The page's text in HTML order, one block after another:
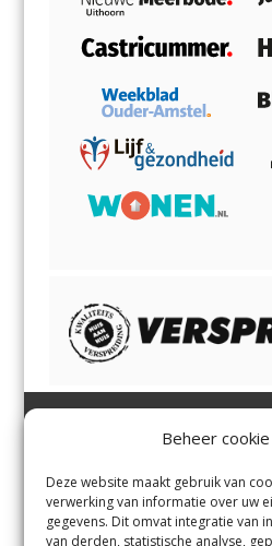
Beheer
Deze website maakt gebruik van
verwerking van informatie over uw
gegevens. Dit omvat integratie van
van derden, statistische analyse,
Margadantstraat 34
1976 DN IJmuiden
023-8200170
info@heemsteder.nl